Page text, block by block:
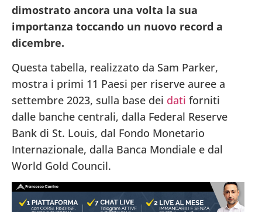
dimostrato ancora una volta la sua
importanza toccando un nuovo record a
dicembre.
Questa tabella, realizzato da Sam Parker,
mostra i primi 11 Paesi per riserve auree a
settembre 2023, sulla base dei dati forniti
dalle banche centrali, dalla Federal Reserve
Bank di St. Louis, dal Fondo Monetario
Internazionale, dalla Banca Mondiale e dal
World Gold Council.